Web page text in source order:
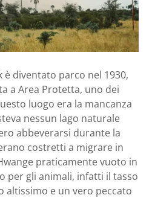
è diventato parco nel 1930,
a Area Protetta, uno dei
luogo era la mancanza
nessun lago naturale
abbeverarsi durante la
costretti a migrare in
praticamente vuoto in
per gli animali, infatti il tasso
altissimo e un vero peccato